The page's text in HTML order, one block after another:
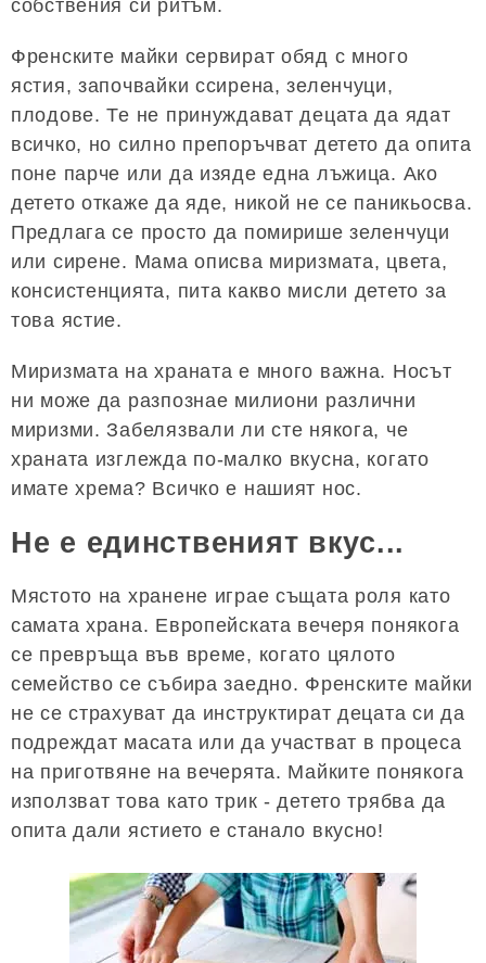
собствения си ритъм.
Френските майки сервират обяд с много
ястия, започвайки ссирена, зеленчуци,
плодове. Те не принуждават децата да ядат
всичко, но силно препоръчват детето да опита
поне парче или да изяде една лъжица. Ако
детето откаже да яде, никой не се паникьосва.
Предлага се просто да помирише зеленчуци
или сирене. Мама описва миризмата, цвета,
консистенцията, пита какво мисли детето за
това ястие.
Миризмата на храната е много важна. Носът
ни може да разпознае милиони различни
миризми. Забелязвали ли сте някога, че
храната изглежда по-малко вкусна, когато
имате хрема? Всичко е нашият нос.
Не е единственият вкус...
Мястото на хранене играе същата роля като
самата храна. Европейската вечеря понякога
се превръща във време, когато цялото
семейство се събира заедно. Френските майки
не се страхуват да инструктират децата си да
подреждат масата или да участват в процеса
на приготвяне на вечерята. Майките понякога
използват това като трик - детето трябва да
опита дали ястието е станало вкусно!